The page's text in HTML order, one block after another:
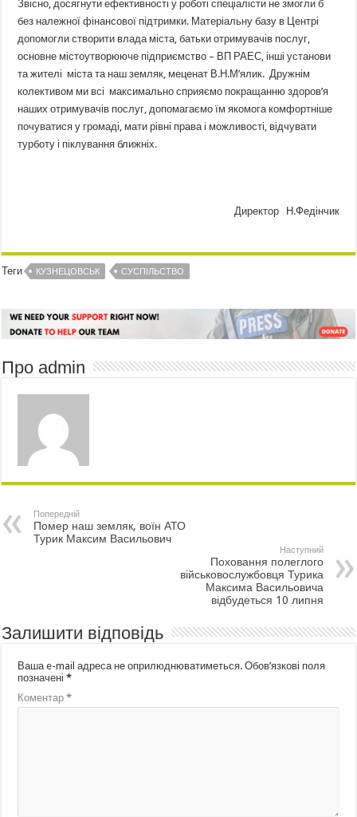
Звісно, досягнути ефективності у роботі спеціалісти не змогли б
без належної фінансової підтримки. Матеріальну базу в Центрі
допомогли створити влада міста, батьки отримувачів послуг,
основне містоутворююче підприємство – ВП РАЕС, інші установи
та жителі міста та наш земляк, меценат В.Н.М’ялик. Дружнім
колективом ми всі максимально сприяємо покращанню здоров’я
наших отримувачів послуг, допомагаємо їм якомога комфортніше
почуватися у громаді, мати рівні права і можливості, відчувати
турботу і піклування ближніх.
Директор Н.Федінчик
Теги КУЗНЕЦОВСЬК СУСПІЛЬСТВО
Про admin
Попередній
Помер наш земляк, воїн АТО
Турик Максим Васильович
Наступний
Поховання полеглого
військовослужбовця Турика
Максима Васильовича
відбудеться 10 липня
Залишити відповідь
Ваша e-mail адреса не оприлюднюватиметься. Обов’язкові поля
позначені*
Коментар*